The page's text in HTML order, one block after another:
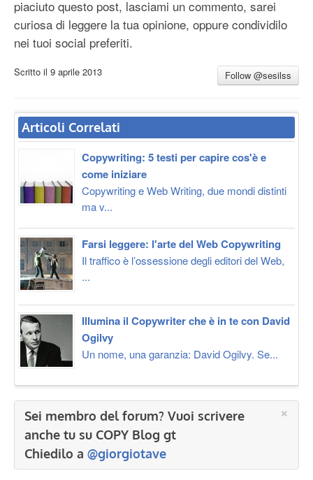
piaciuto questo post, lasciami un commento, sarei
curiosa di leggere la tua opinione, oppure condividilo
nei tuoi social preferiti.
Scritto il 9 aprile 2013 Follow @sesilss
Articoli Correlati
Copywriting: 5 testi per capire cos'è e
come iniziare
Copywriting e Web Writing, due mondi distinti
ma v...
Farsi leggere: l'arte del Web Copywriting
Il traffico è l’ossessione degli editori del Web,
...
Illumina il Copywriter che è in te con David
Ogilvy
Un nome, una garanzia: David Ogilvy. Se...
×
Sei membro del forum? Vuoi scrivere
anche tu su COPY Blog gt
Chiedilo a @giorgiotave